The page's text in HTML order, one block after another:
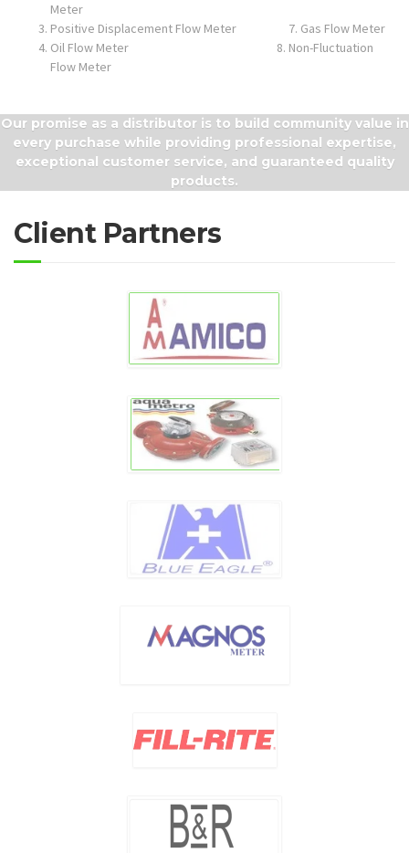
Turbine Flow Meter 6. Chemical Flow
Meter
Positive Displacement Flow Meter 7. Gas Flow Meter
Oil Flow Meter 8. Non-Fluctuation
Our promise as a distributor is to build community value in
every purchase while providing professional expertise,
exceptional customer service, and guaranteed quality
Client Partners